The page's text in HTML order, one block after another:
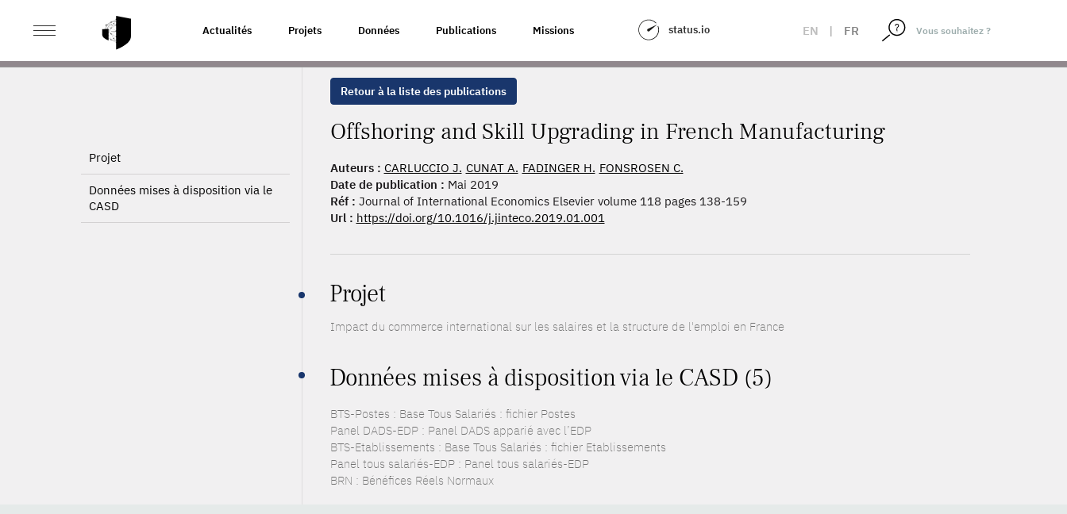
Actualités Projets Données Publications Missions status.io EN | FR
ACCUEIL PUBLICATIONS > OFFSHORING AND SKILL UPGRADING IN FRENCH MANUFACTURING
Projet
Données mises à disposition via le
CASD
Retour à la liste des publications
Offshoring and Skill Upgrading in French Manufacturing
Auteurs : CARLUCCIO J. CUNAT A. FADINGER H. FONSROSEN C.
Date de publication : Mai 2019
Réf : Journal of International Economics Elsevier volume 118 pages 138-159
Url : https://doi.org/10.1016/j.jinteco.2019.01.001
Projet
Impact du commerce international sur les salaires et la structure de l'emploi en France
Données mises à disposition via le CASD (5)
BTS-Postes : Base Tous Salariés : fichier Postes
Panel DADS-EDP : Panel DADS apparié avec l’EDP
BTS-Etablissements : Base Tous Salariés : fichier Etablissements
Panel tous salariés-EDP : Panel tous salariés-EDP
BRN : Bénéfices Réels Normaux